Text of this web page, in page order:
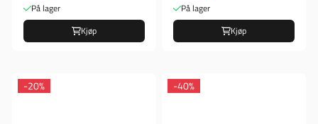
På lager
Kjøp
På lager
Kjøp
-20% -40%